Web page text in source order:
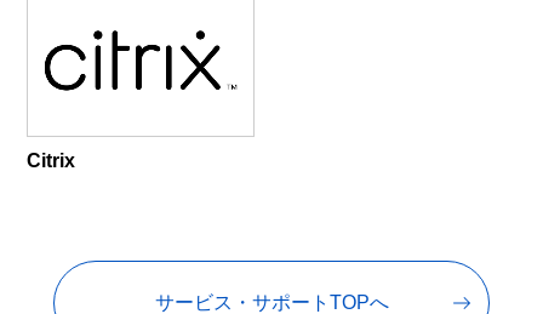
Citrix
サービス・サポートTOPへ